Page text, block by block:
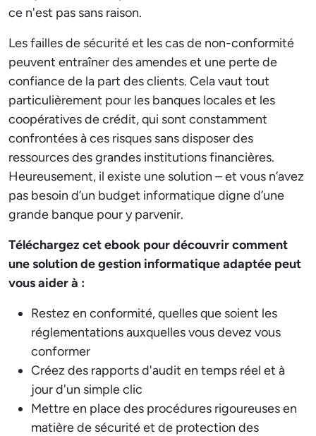
ce n'est pas sans raison.
Les failles de sécurité et les cas de non-conformité
peuvent entraîner des amendes et une perte de
confiance de la part des clients. Cela vaut tout
particulièrement pour les banques locales et les
coopératives de crédit, qui sont constamment
confrontées à ces risques sans disposer des
ressources des grandes institutions financières.
Heureusement, il existe une solution – et vous n’avez
pas besoin d’un budget informatique digne d’une
grande banque pour y parvenir.
Téléchargez cet ebook pour découvrir comment
une solution de gestion informatique adaptée peut
vous aider à :
Restez en conformité, quelles que soient les
réglementations auxquelles vous devez vous
conformer
Créez des rapports d'audit en temps réel et à
jour d'un simple clic
Mettre en place des procédures rigoureuses en
matière de sécurité et de protection des